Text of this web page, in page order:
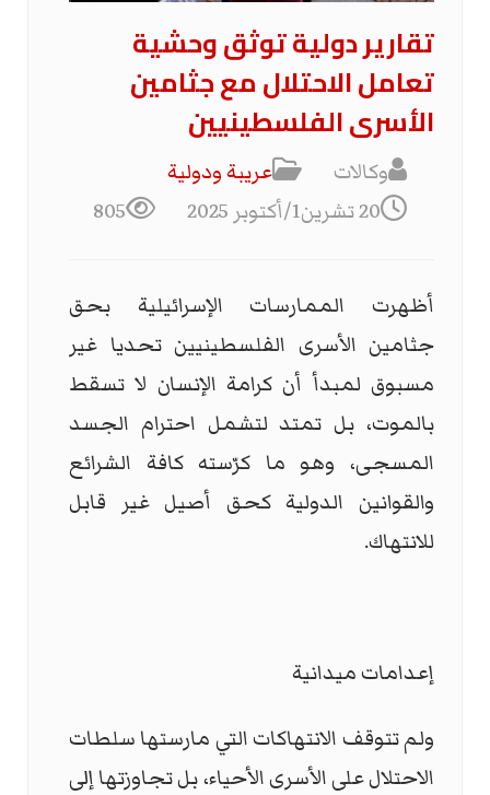
تقارير دولية توثق وحشية
تعامل الاحتلال مع جثامين
الأسرى الفلسطينيين
وكالات
عریبة ودولیة
20 تشرين1/أكتوبر 2025
805
أظهرت الممارسات الإسرائيلية بحق
جثامين الأسرى الفلسطينيين تحديا غير
مسبوق لمبدأ أن كرامة الإنسان لا تسقط
بالموت، بل تمتد لتشمل احترام الجسد
المسجى، وهو ما كرّسته كافة الشرائع
والقوانين الدولية كحق أصيل غير قابل
للانتهاك.
إعدامات ميدانية
ولم تتوقف الانتهاكات التي مارستها سلطات
الاحتلال على الأسرى الأحياء، بل تجاوزتها إلى